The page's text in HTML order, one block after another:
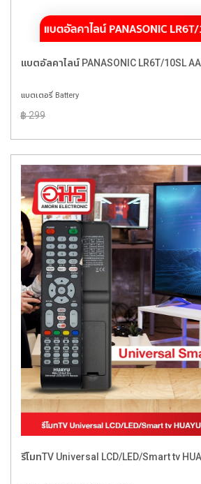
แบตอัลคาไลน์ PANASONIC LR6T/10SL
แบตเตอรี่ Battery
฿ 299
รีโมทTV Universal LCD/LED/Smart tv